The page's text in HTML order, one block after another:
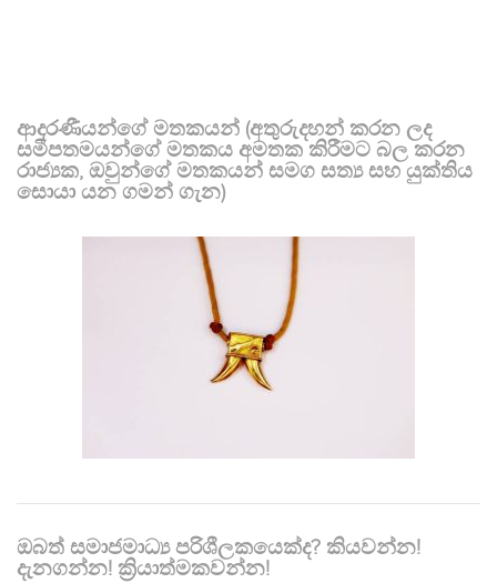
ආදරණීයන්ගේ මතකයන් (අතුරුදහන් කරන ලද
සමීපතමයන්ගේ මතකය අමතක කිරීමට බල කරන
රාජ්‍යක, ඔවුන්ගේ මතකයන් සමග සත්‍ය සහ යුක්තිය
සොයා යන ගමන් ගැන)
ඔබත් සමාජමාධ්‍ය පරිශීලකයෙක්ද? කියවන්න!
දැනගන්න! ක්‍රියාත්මකවන්න!